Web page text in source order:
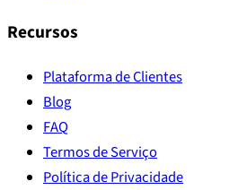
Recursos
Plataforma de Clientes
Blog
FAQ
Termos de Serviço
Política de Privacidade